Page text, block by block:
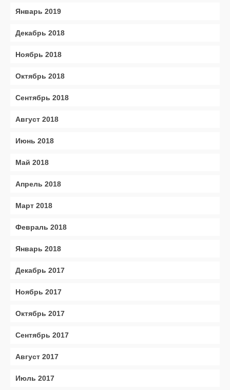
Январь 2019
Декабрь 2018
Ноябрь 2018
Октябрь 2018
Сентябрь 2018
Август 2018
Июнь 2018
Май 2018
Апрель 2018
Март 2018
Февраль 2018
Январь 2018
Декабрь 2017
Ноябрь 2017
Октябрь 2017
Сентябрь 2017
Август 2017
Июль 2017